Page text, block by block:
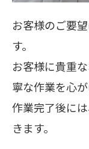
お客様のご要
す。
お客様に貴重
寧な作業を心が
作業完了後に
きます。